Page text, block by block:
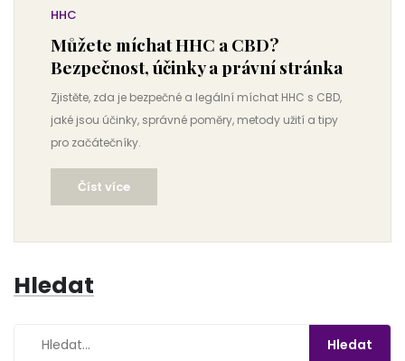
HHC
Můžete míchat HHC a CBD?
Bezpečnost, účinky a právní stránka
Zjistěte, zda je bezpečné a legální míchat HHC s CBD,
jaké jsou účinky, správné poměry, metody užití a tipy
pro začátečníky.
Číst více
Hledat